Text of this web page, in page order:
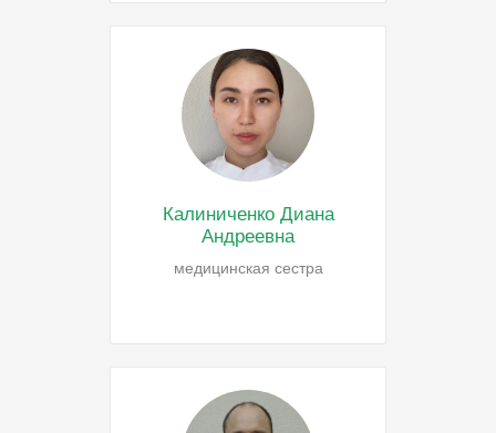
Калиниченко Диана
Андреевна
медицинская сестра